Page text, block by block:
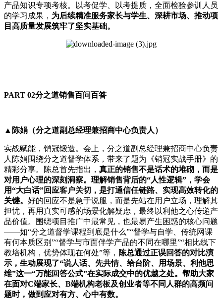
产品知识专项考核。以考促学、以考提质，全面检验参训人员
的学习成果， 为后续精准服务家长与学生、深耕市场、推动项
目高质量发展筑牢了坚实基础。
PART 02分之道销售百问百答
▲陈娟（分之道副总经理兼招商中心负责人）
实战赋能，销冠锻造。会上，分之道副总经理兼招商中心负责
人陈娟围绕分之道督学体系，带来了题为《销冠实战手册》的
精彩分享。陈总首先指出， 真正的销售不是话术的堆砌，而是
对用户心理的深刻洞察。理解销售背后的“人性逻辑”，学会
用“大白话”回应客户关切，是打通信任链路、实现高效转化的
关键。 好的回应不是急于说服，而是先站在用户立场，理解其
担忧，再用真实可感的场景化解疑虑，最终以利他之心传递产
品价值。围绕项目推广中最常见，也最易产生困惑的核心问题
——如“分之道督学课程到底是什么”“督学与自学、传统网课
有何本质区别”“督学与市面伴学产品的不同在哪里”“相比线下
教培机构，优势体现在何处”等， 陈总通过正误回答的对比演
示，生动展现了“说人话、先共情、给台阶、用场景、利他思
维”这一“万能回答公式”在实际成交中的优越之处。帮助大家
在面对C端家长、B端机构老板及创业者等不同人群的高频问
题时，做到应对有方、心中有数。